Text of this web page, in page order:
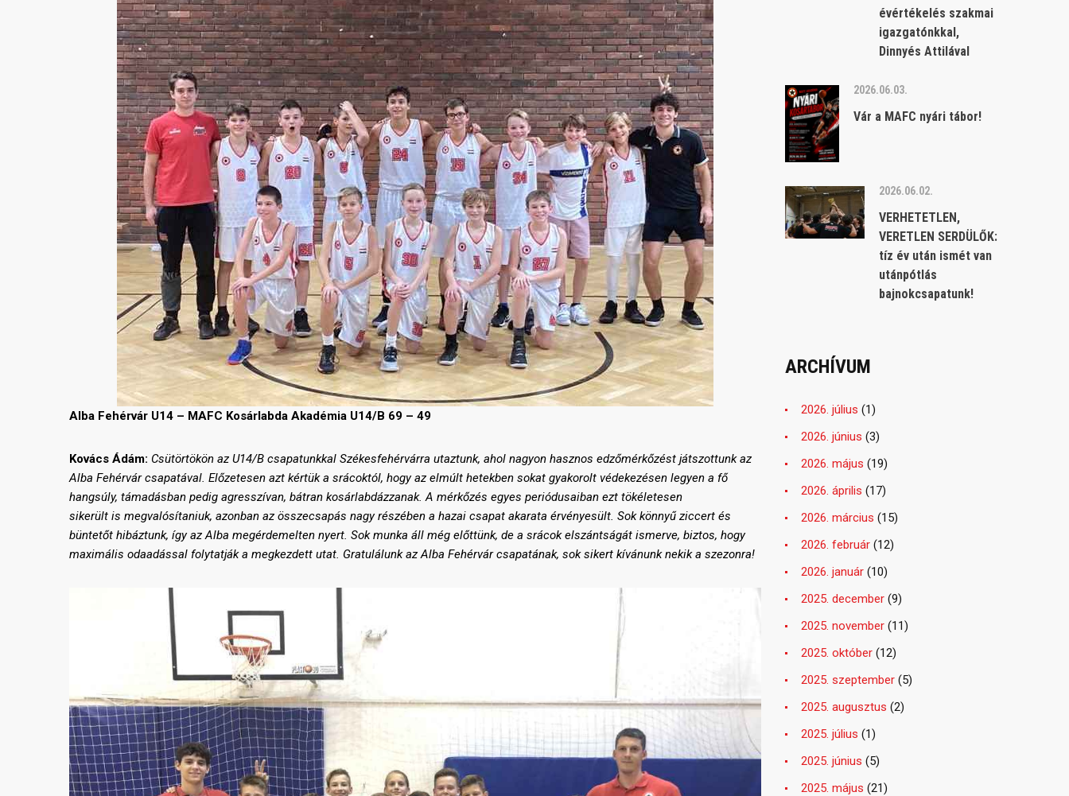
Alba Fehérvár U14 – MAFC Kosárlabda Akadémia U14/B 69 – 49
Kovács Ádám: Csütörtökön az U14/B csapatunkkal Székesfehérvárra utaztunk, ahol nagyon hasznos edzőmérkőzést játszottunk az
Alba Fehérvár csapatával. Előzetesen azt kértük a srácoktól, hogy az elmúlt hetekben sokat gyakorolt védekezésen legyen a fő
hangsúly, támadásban pedig agresszívan, bátran kosárlabdázzanak. A mérkőzés egyes periódusaiban ezt tökéletesen
sikerült is megvalósítaniuk, azonban az összecsapás nagy részében a hazai csapat akarata érvényesült. Sok könnyű ziccert és
büntetőt hibáztunk, így az Alba megérdemelten nyert. Sok munka áll még előttünk, de a srácok elszántságát ismerve, biztos, hogy
maximális odaadással folytatják a megkezdett utat. Gratulálunk az Alba Fehérvár csapatának, sok sikert kívánunk nekik a szezonra!
évértékelés szakmai
igazgatónkkal,
Dinnyés Attilával
2026.06.03.
Vár a MAFC nyári tábor!
2026.06.02.
VERHETETLEN,
VERETLEN SERDÜLŐK:
tíz év után ismét van
utánpótlás
bajnokcsapatunk!
ARCHÍVUM
2026. július (1)
2026. június (3)
2026. május (19)
2026. április (17)
2026. március (15)
2026. február (12)
2026. január (10)
2025. december (9)
2025. november (11)
2025. október (12)
2025. szeptember (5)
2025. augusztus (2)
2025. július (1)
2025. június (5)
2025. május (21)